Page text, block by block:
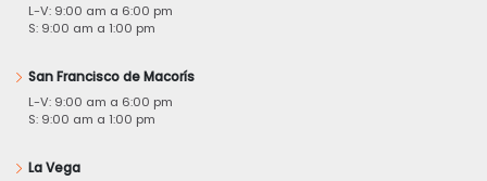
L-V: 9:00 am a 6:00 pm
S: 9:00 am a 1:00 pm
San Francisco de Macorís
L-V: 9:00 am a 6:00 pm
S: 9:00 am a 1:00 pm
La Vega